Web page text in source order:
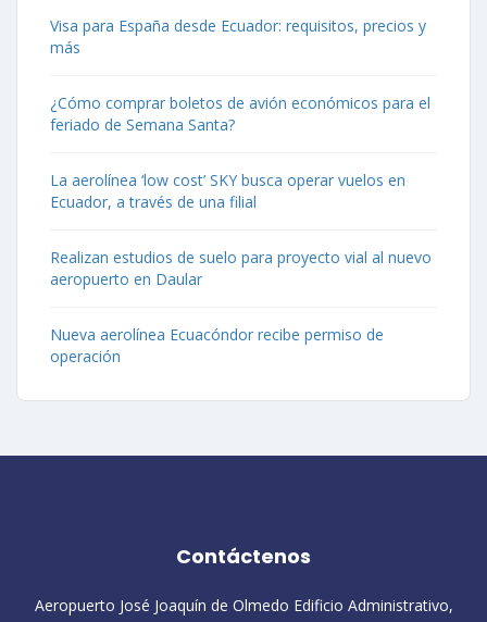
Visa para España desde Ecuador: requisitos, precios y
más
¿Cómo comprar boletos de avión económicos para el
feriado de Semana Santa?
La aerolínea ‘low cost’ SKY busca operar vuelos en
Ecuador, a través de una filial
Realizan estudios de suelo para proyecto vial al nuevo
aeropuerto en Daular
Nueva aerolínea Ecuacóndor recibe permiso de
operación
Contáctenos
Aeropuerto José Joaquín de Olmedo Edificio Administrativo,